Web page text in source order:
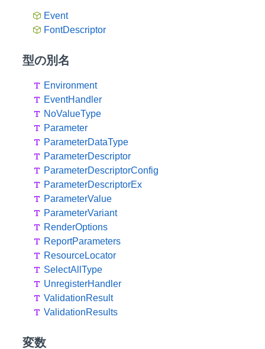
Event
FontDescriptor
型の別名
Environment
EventHandler
NoValueType
Parameter
ParameterDataType
ParameterDescriptor
ParameterDescriptorConfig
ParameterDescriptorEx
ParameterValue
ParameterVariant
RenderOptions
ReportParameters
ResourceLocator
SelectAllType
UnregisterHandler
ValidationResult
ValidationResults
変数